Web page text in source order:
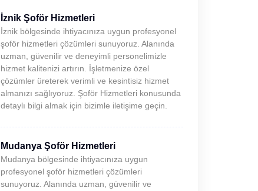
İznik Şoför Hizmetleri
İznik bölgesinde ihtiyacınıza uygun profesyonel
şoför hizmetleri çözümleri sunuyoruz. Alanında
uzman, güvenilir ve deneyimli personelimizle
hizmet kalitenizi artırın. İşletmenize özel
çözümler üreterek verimli ve kesintisiz hizmet
almanızı sağlıyoruz. Şoför Hizmetleri konusunda
detaylı bilgi almak için bizimle iletişime geçin.
Mudanya Şoför Hizmetleri
Mudanya bölgesinde ihtiyacınıza uygun
profesyonel şoför hizmetleri çözümleri
sunuyoruz. Alanında uzman, güvenilir ve